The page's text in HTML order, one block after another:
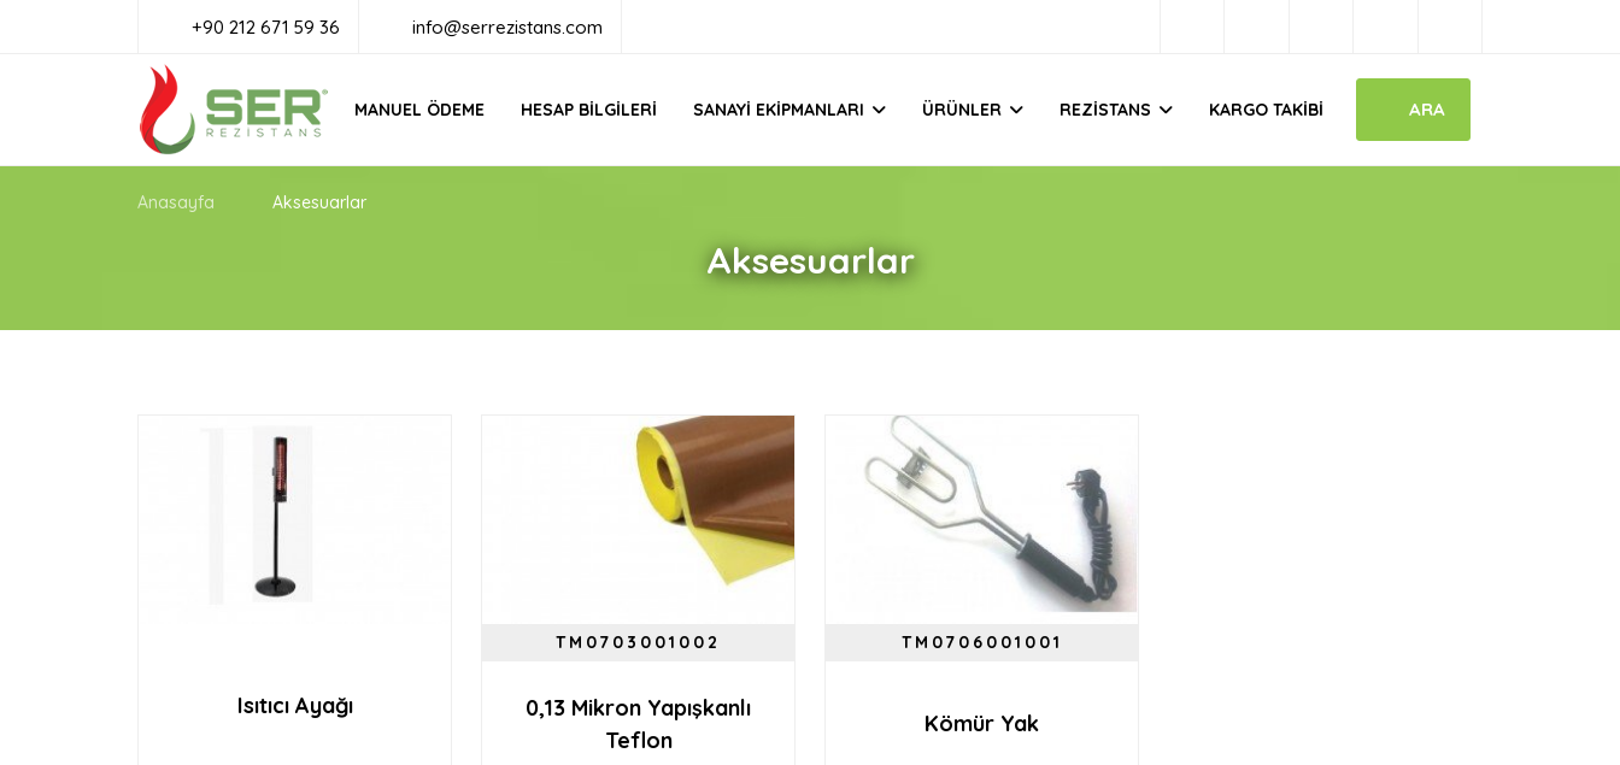
+90 212 671 59 36 info@serrezistans.com
MANUEL ÖDEME HESAP BILGILERI SANAYI EKIPMANLARI ÜRÜNLER REZISTANS KARGO TAKIBI ARA
Aksesuarlar
Anasayfa Aksesuarlar
Isıtıcı Ayağı
TM0703001002
0,13 Mikron Yapışkanlı
Teflon
TM0706001001
Kömür Yak